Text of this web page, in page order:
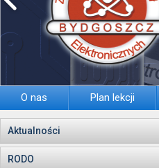
O nas Plan lekcji
Aktualności
RODO